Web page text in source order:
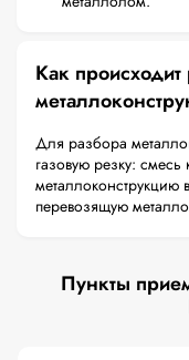
Как
Для разбора
газовую резку:
металлоконструкцию
перевозящую
Пункты